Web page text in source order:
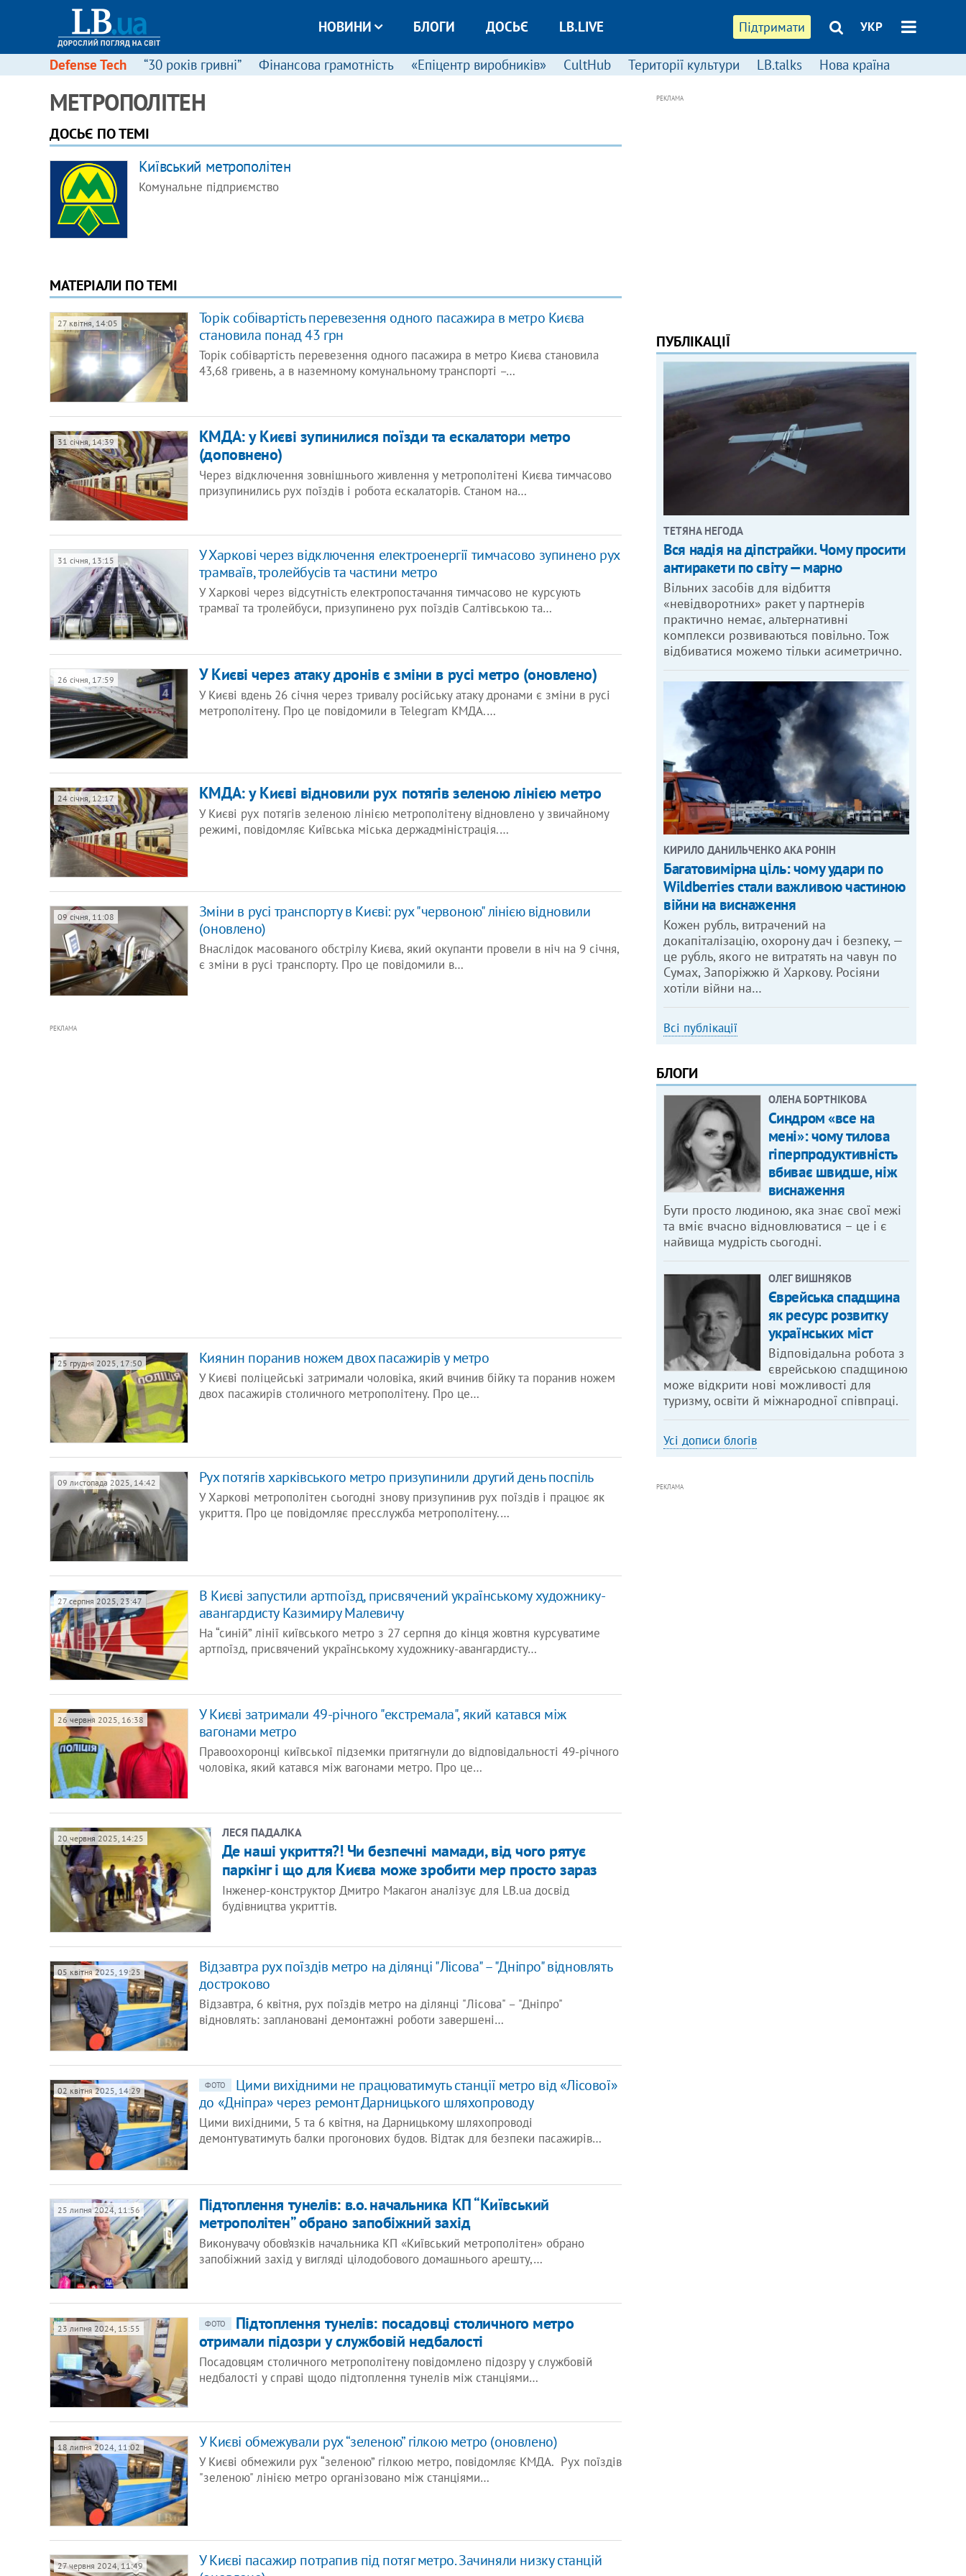
Підтримати УКР
НОВИНИ БЛОГИ ДОСЬЄ LB.LIVE
Defense Tech “30 років гривні” Фінансова грамотність «Епіцентр виробників» CultHub Території культури LB.talks Нова країна
МЕТРОПОЛІТЕН
ДОСЬЄ ПО ТЕМІ
Київський метрополітен
Комунальне підприємство
МАТЕРІАЛИ ПО ТЕМІ
27 квітня, 14:05
Торік собівартість перевезення одного пасажира в метро Києва
становила понад 43 грн
Торік собівартість перевезення одного пасажира в метро Києва становила
43,68 гривень, а в наземному комунальному транспорті –…
31 січня, 14:39
КМДА: у Києві зупинилися поїзди та ескалатори метро
(доповнено)
Через відключення зовнішнього живлення у метрополітені Києва тимчасово
призупинились рух поїздів і робота ескалаторів. Станом на…
31 січня, 13:15
У Харкові через відключення електроенергії тимчасово зупинено рух
трамваїв, тролейбусів та частини метро
У Харкові через відсутність електропостачання тимчасово не курсують
трамваї та тролейбуси, призупинено рух поїздів Салтівською та…
26 січня, 17:59 У Києві через атаку дронів є зміни в русі метро (оновлено)
У Києві вдень 26 січня через тривалу російську атаку дронами є зміни в русі
метрополітену. Про це повідомили в Telegram КМДА.…
24 січня, 12:17 КМДА: у Києві відновили рух потягів зеленою лінією метро
У Києві рух потягів зеленою лінією метрополітену відновлено у звичайному
режимі, повідомляє Київська міська держадміністрація.…
09 січня, 11:08
Зміни в русі транспорту в Києві: рух "червоною" лінією відновили
(оновлено)
Внаслідок масованого обстрілу Києва, який окупанти провели в ніч на 9 січня,
є зміни в русі транспорту. Про це повідомили в…
РЕКЛАМА
25 грудня 2025, 17:50 Киянин поранив ножем двох пасажирів у метро
У Києві поліцейські затримали чоловіка, який вчинив бійку та поранив ножем
двох пасажирів столичного метрополітену. Про це…
09 листопада 2025, 14:42 Рух потягів харківського метро призупинили другий день поспіль
У Харкові метрополітен сьогодні знову призупинив рух поїздів і працює як
укриття. Про це повідомляє пресслужба метрополітену.…
27 серпня 2025, 23:47
В Києві запустили артпоїзд, присвячений українському художнику-
авангардисту Казимиру Малевичу
На “синій” лінії київського метро з 27 серпня до кінця жовтня курсуватиме
артпоїзд, присвячений українському художнику-авангардисту…
26 червня 2025, 16:38
У Києві затримали 49-річного "екстремала", який катався між
вагонами метро
Правоохоронці київської підземки притягнули до відповідальності 49-річного
чоловіка, який катався між вагонами метро. Про це…
20 червня 2025, 14:25 ЛЕСЯ ПАДАЛКА
Де наші укриття?! Чи безпечні мамади, від чого рятує
паркінг і що для Києва може зробити мер просто зараз
Інженер-конструктор Дмитро Макагон аналізує для LB.ua досвід
будівництва укриттів.
05 квітня 2025, 19:25
Відзавтра рух поїздів метро на ділянці "Лісова" – "Дніпро" відновлять
достроково
Відзавтра, 6 квітня, рух поїздів метро на ділянці "Лісова" – "Дніпро"
відновлять: заплановані демонтажні роботи завершені…
02 квітня 2025, 14:29 ФОТО
Цими вихідними не працюватимуть станції метро від «Лісової»
до «Дніпра» через ремонт Дарницького шляхопроводу
Цими вихідними, 5 та 6 квітня, на Дарницькому шляхопроводі
демонтуватимуть балки прогонових будов. Відтак для безпеки пасажирів…
25 липня 2024, 11:56
Підтоплення тунелів: в.о. начальника КП “Київський
метрополітен” обрано запобіжний захід
Виконувачу обов’язків начальника КП «Київський метрополітен» обрано
запобіжний захід у вигляді цілодобового домашнього арешту,…
23 липня 2024, 15:55 ФОТО
Підтоплення тунелів: посадовці столичного метро
отримали підозри у службовій недбалості
Посадовцям столичного метрополітену повідомлено підозру у службовій
недбалості у справі щодо підтоплення тунелів між станціями…
18 липня 2024, 11:02 У Києві обмежували рух “зеленою” гілкою метро (оновлено)
У Києві обмежили рух “зеленою” гілкою метро, повідомляє КМДА. Рух поїздів
"зеленою" лінією метро організовано між станціями…
27 червня 2024, 11:49
У Києві пасажир потрапив під потяг метро. Зачиняли низку станцій
РЕКЛАМА
ПУБЛІКАЦІЇ
ТЕТЯНА НЕГОДА
Вся надія на діпстрайки. Чому просити
антиракети по світу — марно
Вільних засобів для відбиття
«невідворотних» ракет у партнерів
практично немає, альтернативні
комплекси розвиваються повільно. Тож
відбиватися можемо тільки асиметрично.
КИРИЛО ДАНИЛЬЧЕНКО АКА РОНІН
Багатовимірна ціль: чому удари по
Wildberries стали важливою частиною
війни на виснаження
Кожен рубль, витрачений на
докапіталізацію, охорону дач і безпеку, —
це рубль, якого не витратять на чавун по
Сумах, Запоріжжю й Харкову. Росіяни
хотіли війни на…
Всі публікації
БЛОГИ
ОЛЕНА БОРТНІКОВА
Синдром «все на
мені»: чому тилова
гіперпродуктивність
вбиває швидше, ніж
виснаження
Бути просто людиною, яка знає свої межі
та вміє вчасно відновлюватися – це і є
найвища мудрість сьогодні.
ОЛЕГ ВИШНЯКОВ
Єврейська спадщина
як ресурс розвитку
українських міст
Відповідальна робота з
єврейською спадщиною
може відкрити нові можливості для
туризму, освіти й міжнародної співпраці.
Усі дописи блогів
РЕКЛАМА